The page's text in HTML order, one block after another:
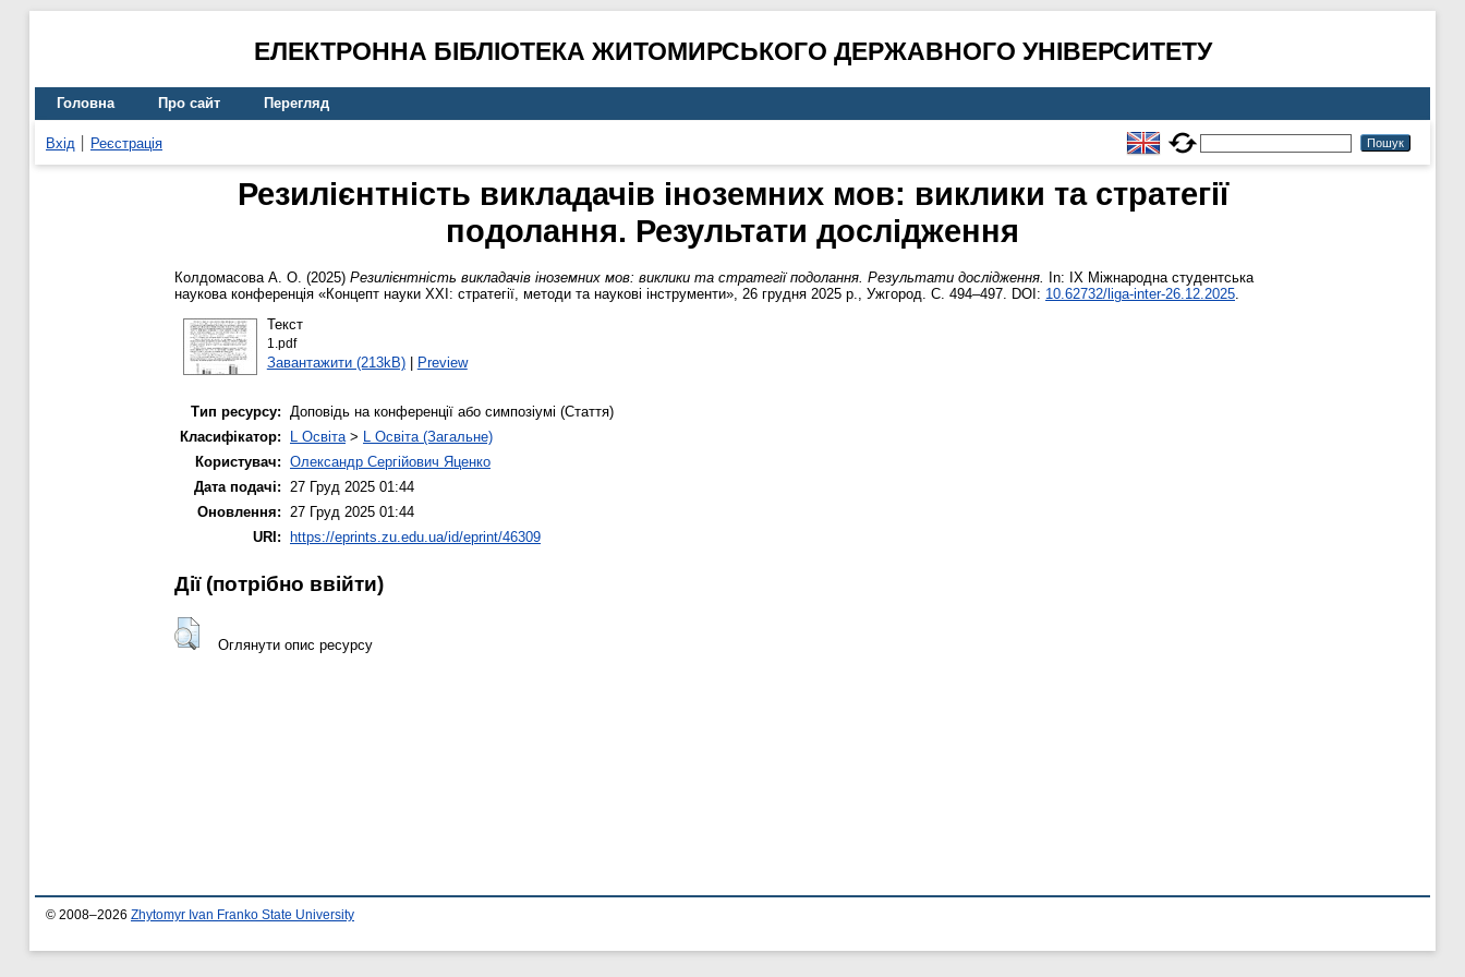
ЕЛЕКТРОННА БІБЛІОТЕКА ЖИТОМИРСЬКОГО ДЕРЖАВНОГО УНІВЕРСИТЕТУ
Головна Про сайт Перегляд
Вхід Реєстрація
Резилієнтність викладачів іноземних мов: виклики та стратегії
подолання. Результати дослідження
Колдомасова А. О. (2025) Резилієнтність викладачів іноземних мов: виклики та стратегії подолання. Результати дослідження.
In: IX Міжнародна студентська
наукова конференція «Концепт науки XXI: стратегії, методи та наукові інструменти», 26 грудня 2025 р., Ужгород. С. 494–497. DOI: 10.62732/liga-inter-26.12.2025.
Текст
1.pdf
Завантажити (213kB)| Preview
Тип ресурсу: Доповідь на конференції або симпозіумі (Стаття)
Класифікатор:
L Освіта> L Освіта (Загальне)
Користувач: Олександр Сергійович Яценко
Дата подачі: 27 Груд 2025 01:44
Оновлення: 27 Груд 2025 01:44
URI:
https://eprints.zu.edu.ua/id/eprint/46309
Дії ​​(потрібно ввійти)
Оглянути опис ресурсу
© 2008–2026 Zhytomyr Ivan Franko State University